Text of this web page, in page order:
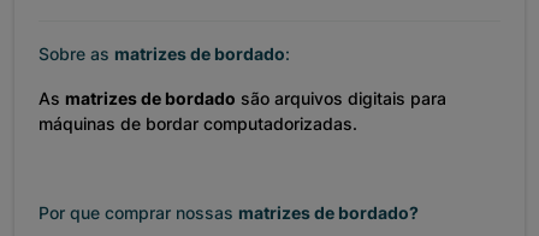
Sobre as matrizes de bordado:
As matrizes de bordado são arquivos digitais para
máquinas de bordar computadorizadas.
Por que comprar nossas matrizes de bordado?